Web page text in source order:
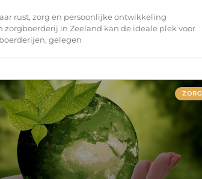
rust, zorg en persoonlijke ontwikkeling
zorgboerderij in Zeeland kan de ideale plek voor
gelegen
ZORG